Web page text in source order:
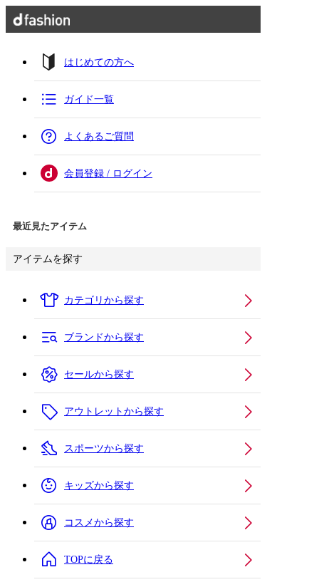
はじめての方へ
ガイド一覧
よくあるご質問
会員登録 / ログイン
最近見たアイテム
アイテムを探す
カテゴリから探す
ブランドから探す
セールから探す
アウトレットから探す
スポーツから探す
キッズから探す
コスメから探す
TOPに戻る